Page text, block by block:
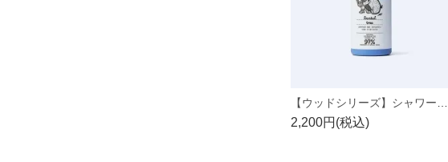
2,200円(税込)